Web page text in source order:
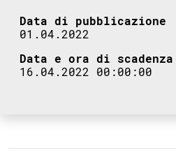
Data di pubblicazione
01.04.2022
Data e ora di scadenza
16.04.2022 00:00:00